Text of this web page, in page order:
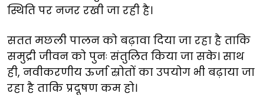
स्थिति पर नजर रखी जा रही है।
सतत मछली पालन को बढ़ावा दिया जा रहा है ताकि
समुद्री जीवन को पुनः संतुलित किया जा सके। साथ
ही, नवीकरणीय ऊर्जा स्रोतों का उपयोग भी बढ़ाया जा
रहा है ताकि प्रदूषण कम हो।